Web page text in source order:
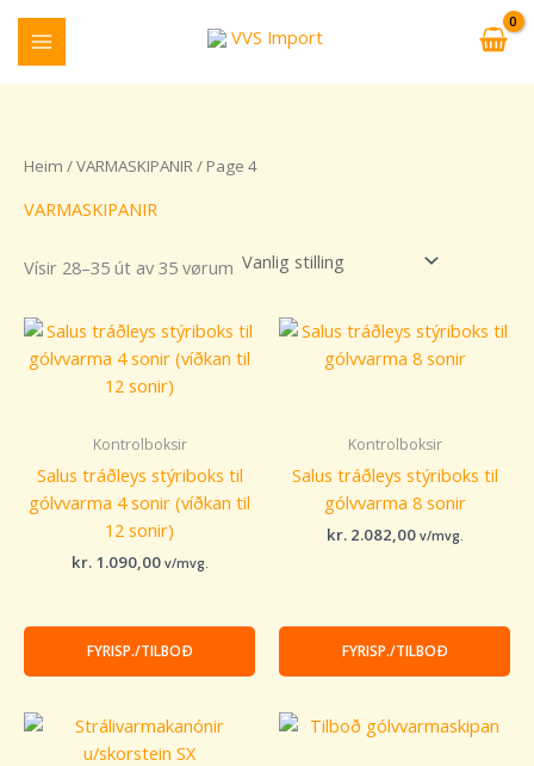
Skip
content
Heim /VARMASKIPANIR/ Page 4
VARMASKIPANIR
Vísir 28–35 út av 35 vørum
Kontrolboksir
Salus tráðleys stýriboks til
gólvvarma 4 sonir (víðkan til
12 sonir)
kr.1.090,00 v/mvg.
FYRISP./TILBOÐ
Kontrolboksir
Salus tráðleys stýriboks til
gólvvarma 8 sonir
kr.2.082,00 v/mvg.
FYRISP./TILBOÐ